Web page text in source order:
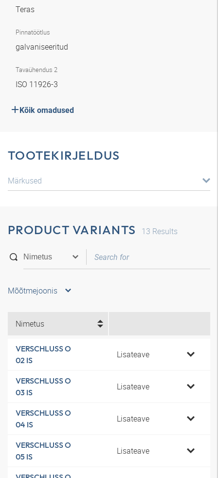
Teras
Pinnatöötlus
galvaniseeritud
Tavaühendus 2
ISO 11926-3
Kõik omadused
TOOTEKIRJELDUS
Märkused
PRODUCT VARIANTS 13 Results
Mõõtmejoonis
Nimetus
VERSCHLUSS O
02 IS
Lisateave
VERSCHLUSS O
03 IS
Lisateave
VERSCHLUSS O
04 IS
Lisateave
VERSCHLUSS O
05 IS
Lisateave